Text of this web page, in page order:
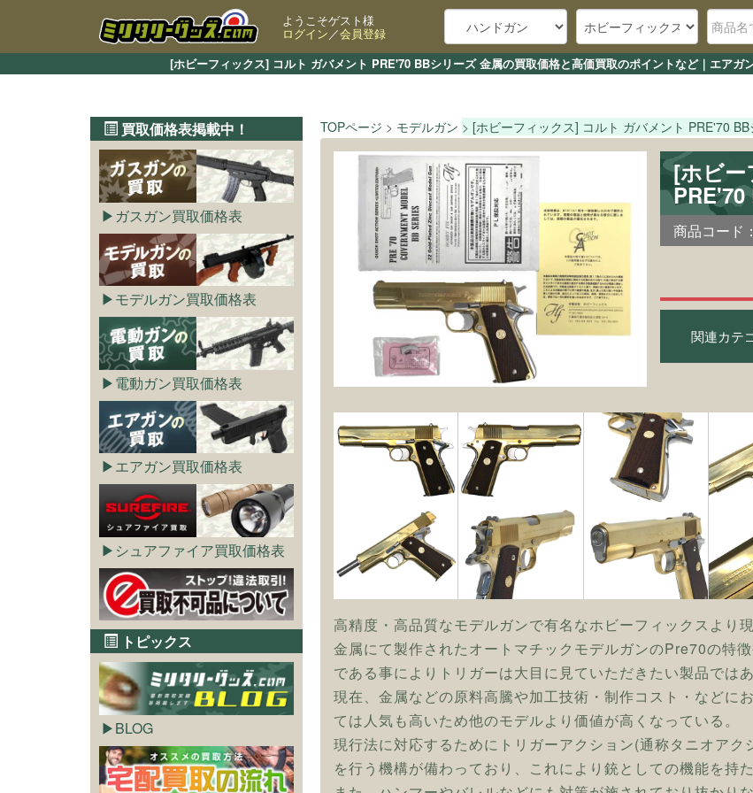
[ホビーフィックス] コルト ガバメント PRE'70 BBシリーズ 金属の買取価格と高価買取のポイントなど｜エアガ
ようこそゲスト様
ログイン／会員登録
TOPページ モデルガン [ホビーフィックス] コルト ガバメント PRE'70
[ホビー
商品コード：
関連カテ
高精度・高品質なモデルガンで有名なホビーフィックスより
金属にて製作されたオートマチックモデルガンのPre70の特
である事によりトリガーは大目に見ていただきたい製品では
現在、金属などの原料高騰や加工技術・制作コスト・などに
ては人気も高いため他のモデルより価値が高くなっている。
現行法に対応するためにトリガーアクション(通称タニオア
を行う機構が備わっており、これにより銃としての機能を持
買取価格表掲載中！
ガスガン買取価格表
モデルガン買取価格表
電動ガン買取価格表
エアガン買取価格表
シュアファイア買取価格表
トピックス
BLOG